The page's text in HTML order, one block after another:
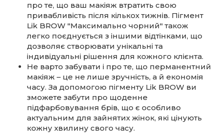
про те, що ваш макіяж втратить свою
привабливість після кількох тижнів. Пігмент
Lik BROW "Максимально чорний" також
легко поєднується з іншими відтінками, що
дозволяє створювати унікальні та
індивідуальні рішення для кожного клієнта.
Не варто забувати і про те, що перманентний
макіяж – це не лише зручність, а й економія
часу. За допомогою пігменту Lik BROW ви
зможете забути про щоденне
підфарбовування брів, що є особливо
актуальним для зайнятих жінок, які цінують
кожну хвилину свого часу.